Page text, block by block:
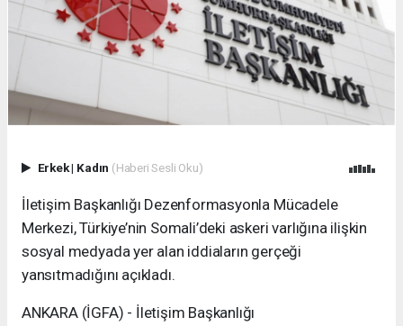
Erkek| Kadın (Haberi Sesli Oku)
İletişim Başkanlığı Dezenformasyonla Mücadele
Merkezi, Türkiye’nin Somali’deki askeri varlığına ilişkin
sosyal medyada yer alan iddiaların gerçeği
yansıtmadığını açıkladı.
ANKARA (İGFA) - İletişim Başkanlığı